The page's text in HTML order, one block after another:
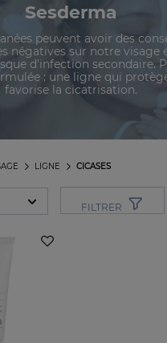
Sesderma
peuvent avoir des
négatives sur notre visage
d'infection secondaire.
: une ligne qui
favorise la cicatrisation.
CICASES
LIGNE
FILTRER